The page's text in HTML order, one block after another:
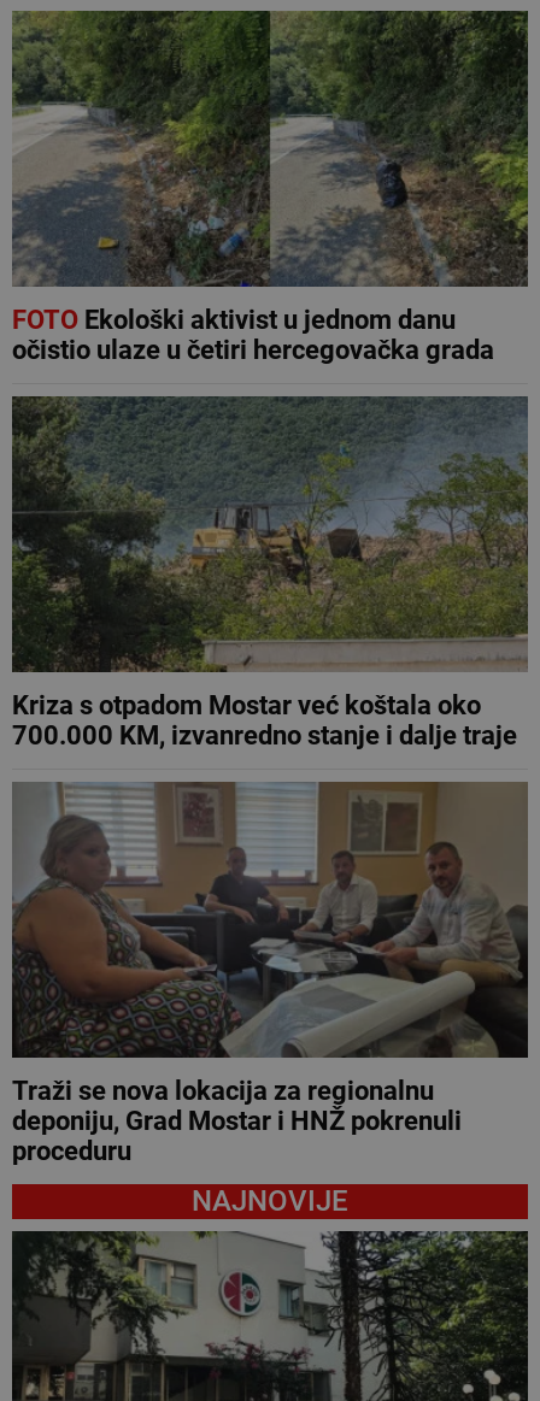
FOTOEkološki aktivist u jednom danu
očistio ulaze u četiri hercegovačka grada
Kriza s otpadom Mostar već koštala oko
700.000 KM, izvanredno stanje i dalje traje
Traži se nova lokacija za regionalnu
deponiju, Grad Mostar i HNŽ pokrenuli
proceduru
NAJNOVIJE